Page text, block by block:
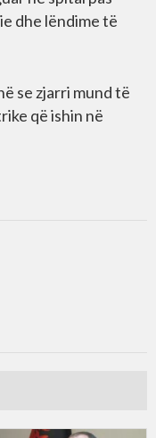
dhe lëndime të
se zjarri mund të
që ishin në